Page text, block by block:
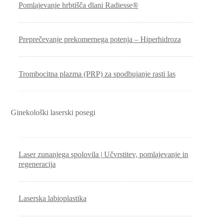
Pomlajevanje hrbtišča dlani Radiesse®
Preprečevanje prekomernega potenja – Hiperhidroza
Trombocitna plazma (PRP) za spodbujanje rasti las
Ginekološki laserski posegi
Laser zunanjega spolovila | Učvrstitev, pomlajevanje in
regeneracija
Laserska labioplastika